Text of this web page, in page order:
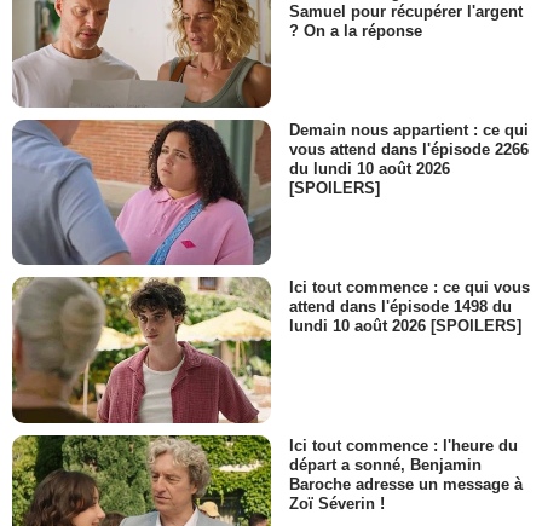
Samuel pour récupérer l'argent
? On a la réponse
Demain nous appartient : ce qui
vous attend dans l'épisode 2266
du lundi 10 août 2026
[SPOILERS]
Ici tout commence : ce qui vous
attend dans l'épisode 1498 du
lundi 10 août 2026 [SPOILERS]
Ici tout commence : l'heure du
départ a sonné, Benjamin
Baroche adresse un message à
Zoï Séverin !